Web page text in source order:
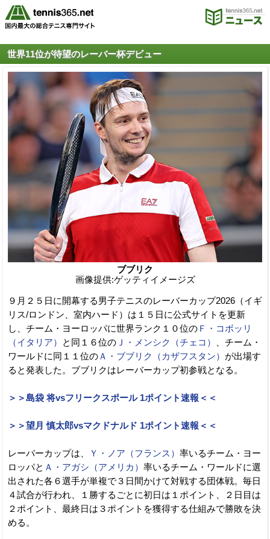
世界11位が待望のレーバー杯デビュー
ブブリク
画像提供:ゲッティイメージズ
９月２５日に開幕する男子テニスのレーバーカップ2026（イギ
リス/ロンドン、室内ハード）は１５日に公式サイトを更新
し、チーム・ヨーロッパに世界ランク１０位の Ｆ・コボッリ
（イタリア）
と同１６位の Ｊ・メンシク（チェコ）
、チーム・
ワールドに同１１位のＡ・ブブリク（カザフスタン） が出場す
ると発表した。ブブリクはレーバーカップ初参戦となる。
＞＞島袋 将vsフリークスポール 1ポイント速報＜＜
＞＞望月 慎太郎vsマクドナルド 1ポイント速報＜＜
レーバーカップは、 Ｙ・ノア（フランス） 率いるチーム・ヨー
ロッパと Ａ・アガシ（アメリカ） 率いるチーム・ワールドに選
出された各６選手が単複で３日間かけて対戦する団体戦。毎日
４試合が行われ、１勝するごとに初日は１ポイント、２日目は
２ポイント、最終日は３ポイントを獲得する仕組みで勝敗を決
める。